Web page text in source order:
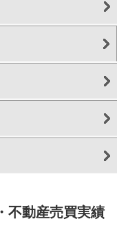
不動産売買実績